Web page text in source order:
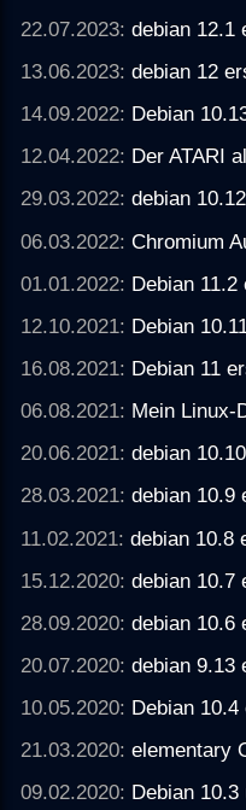
22.07.2023:debian 12.1
13.06.2023:debian 12
14.09.2022: Debian
12.04.2022: Der ATARI
29.03.2022:debian
06.03.2022:Chromium
01.01.2022: Debian 11.2
12.10.2021: Debian
16.08.2021: Debian 11
06.08.2021: Mein Linux-
20.06.2021:debian
28.03.2021:debian 10.9
11.02.2021:debian 10.8
15.12.2020:debian 10.7
28.09.2020:debian 10.6
20.07.2020:debian 9.13
10.05.2020: Debian
21.03.2020:elementary
09.02.2020: Debian